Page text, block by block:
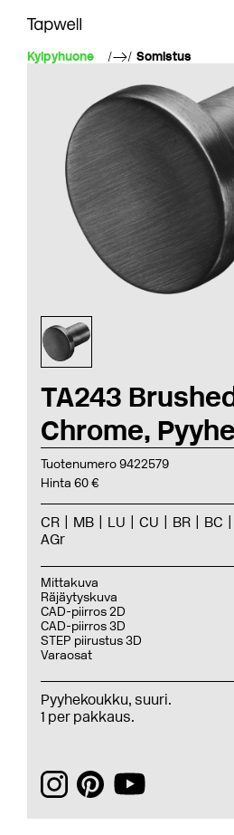
Kylpyhuone Somistus
TA243
Chrome,
Tuotenumero 9422579
Hinta 60 €
CR MB LU CU BR BC
AGr
Mittakuva
Räjäytyskuva
CAD-piirros 2D
CAD-piirros 3D
STEP piirustus 3D
Varaosat
Pyyhekoukku, suuri.
1 per pakkaus.